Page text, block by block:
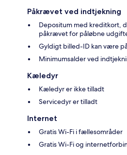
Påkrævet ved indtjekning
Depositum med kreditkort,
påkrævet for påløbne
Gyldigt billed-ID kan være
Minimumsalder ved
Kæledyr
Kæledyr er ikke tilladt
Servicedyr er tilladt
Internet
Gratis Wi-Fi i fællesområder
Gratis Wi-Fi og